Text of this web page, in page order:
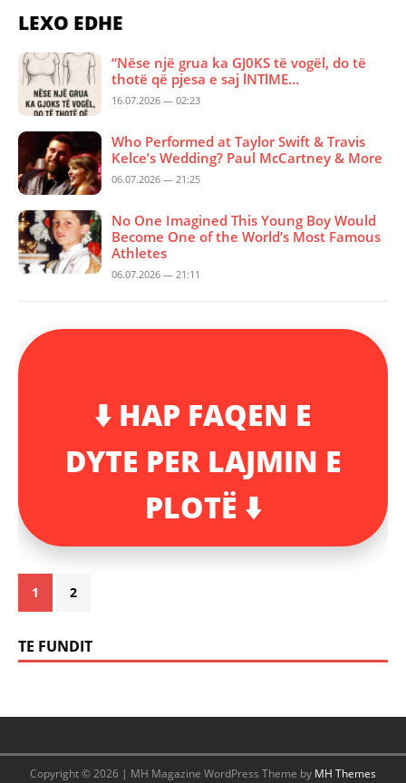
LEXO EDHE
“Nëse një grua ka GJ0KS të vogël, do të
thotë që pjesa e saj lNTlME…
16.07.2026 — 02:23
Who Performed at Taylor Swift & Travis
Kelce’s Wedding? Paul McCartney & More
06.07.2026 — 21:25
No One Imagined This Young Boy Would
Become One of the World’s Most Famous
Athletes
06.07.2026 — 21:11
⬇️ HAP FAQEN E
DYTE PER LAJMIN E
PLOTË ⬇️
1 2
TE FUNDIT
Copyright © 2026 | MH Magazine WordPress Theme by MH Themes